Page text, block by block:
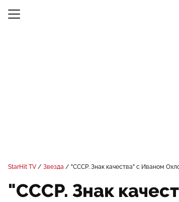
StarHit TV Звезда "СССР. Знак качества" с Иваном
"СССР. Знак